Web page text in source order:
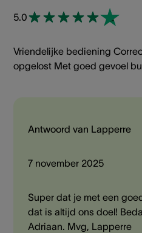
5.0
Vriendelijke bediening
opgelost Met goed gevoel
Antwoord van Lapperre
7 november 2025
Super dat je met een
dat is altijd ons doel!
Adriaan. Mvg, Lapperre